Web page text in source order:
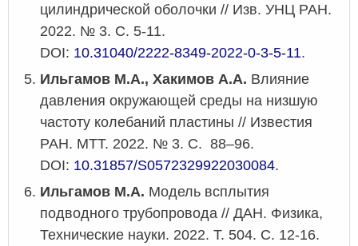
цилиндрической оболочки // Изв. УНЦ РАН.
2022. № 3. С. 5-11.
DOI: 10.31040/2222-8349-2022-0-3-5-11.
Ильгамов М.А., Хакимов А.А. Влияние
давления окружающей среды на низшую
частоту колебаний пластины // Известия
РАН. МТТ. 2022. № 3. С. 88–96.
DOI: 10.31857/S0572329922030084.
Ильгамов М.А. Модель всплытия
подводного трубопровода // ДАН. Физика,
Технические науки. 2022. Т. 504. С. 12-16.